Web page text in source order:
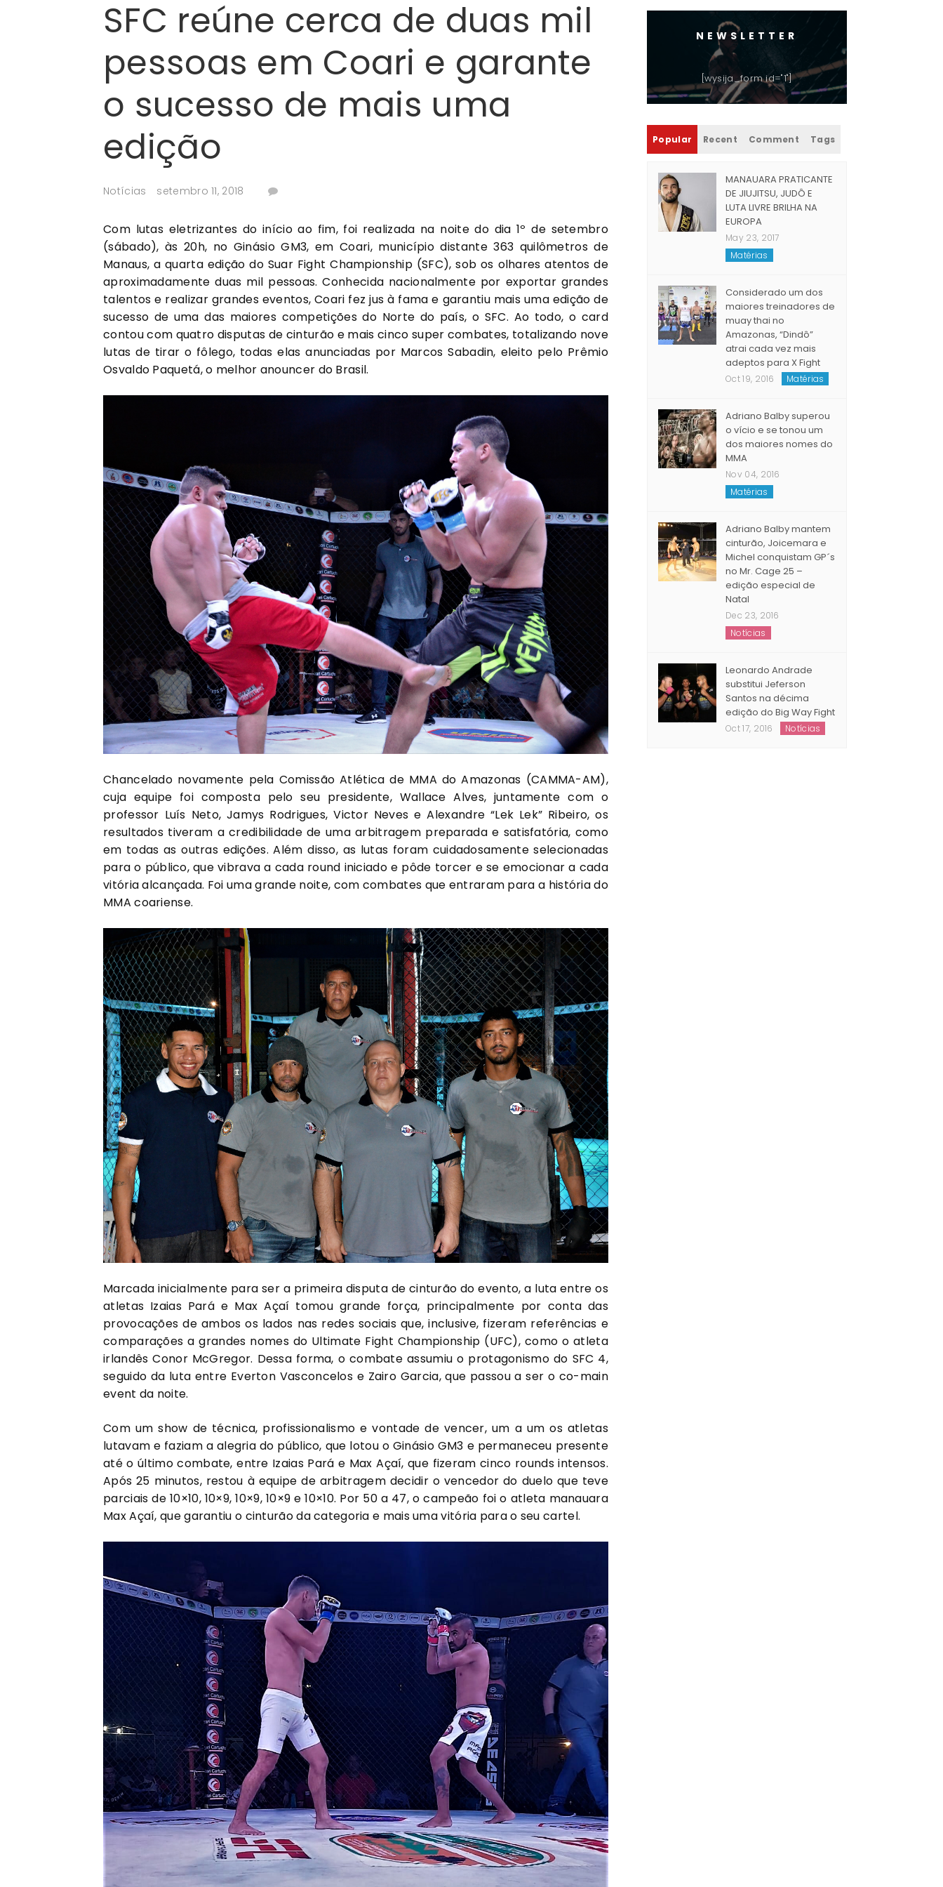
SFC reúne cerca de duas mil
pessoas em Coari e garante
o sucesso de mais uma
edição
Notícias setembro 11, 2018
Com lutas eletrizantes do início ao fim, foi realizada na noite do dia 1º de setembro
(sábado), às 20h, no Ginásio GM3, em Coari, município distante 363 quilômetros de
Manaus, a quarta edição do Suar Fight Championship (SFC), sob os olhares atentos de
aproximadamente duas mil pessoas. Conhecida nacionalmente por exportar grandes
talentos e realizar grandes eventos, Coari fez jus à fama e garantiu mais uma edição de
sucesso de uma das maiores competições do Norte do país, o SFC. Ao todo, o card
contou com quatro disputas de cinturão e mais cinco super combates, totalizando nove
lutas de tirar o fôlego, todas elas anunciadas por Marcos Sabadin, eleito pelo Prêmio
Osvaldo Paquetá, o melhor anouncer do Brasil.
Chancelado novamente pela Comissão Atlética de MMA do Amazonas (CAMMA-AM),
cuja equipe foi composta pelo seu presidente, Wallace Alves, juntamente com o
professor Luís Neto, Jamys Rodrigues, Victor Neves e Alexandre “Lek Lek” Ribeiro, os
resultados tiveram a credibilidade de uma arbitragem preparada e satisfatória, como
em todas as outras edições. Além disso, as lutas foram cuidadosamente selecionadas
para o público, que vibrava a cada round iniciado e pôde torcer e se emocionar a cada
vitória alcançada. Foi uma grande noite, com combates que entraram para a história do
MMA coariense.
Marcada inicialmente para ser a primeira disputa de cinturão do evento, a luta entre os
atletas Izaias Pará e Max Açaí tomou grande força, principalmente por conta das
provocações de ambos os lados nas redes sociais que, inclusive, fizeram referências e
comparações a grandes nomes do Ultimate Fight Championship (UFC), como o atleta
irlandês Conor McGregor. Dessa forma, o combate assumiu o protagonismo do SFC 4,
seguido da luta entre Everton Vasconcelos e Zairo Garcia, que passou a ser o co-main
event da noite.
Com um show de técnica, profissionalismo e vontade de vencer, um a um os atletas
lutavam e faziam a alegria do público, que lotou o Ginásio GM3 e permaneceu presente
até o último combate, entre Izaias Pará e Max Açaí, que fizeram cinco rounds intensos.
Após 25 minutos, restou à equipe de arbitragem decidir o vencedor do duelo que teve
parciais de 10×10, 10×9, 10×9, 10×9 e 10×10. Por 50 a 47, o campeão foi o atleta manauara
Max Açaí, que garantiu o cinturão da categoria e mais uma vitória para o seu cartel.
NEWSLETTER
Popular Recent
MANAUARA PRATICANTE
DE JIUJITSU, JUDÔ E
LUTA LIVRE BRILHA NA
EUROPA
Matérias
Considerado um dos
maiores treinadores de
muay thai no
Amazonas, “Dindô”
atrai cada vez mais
Oct 19, 2016
Adriano Balby superou
o vício e se tonou um
dos maiores nomes do
MMA
Matérias
Adriano Balby mantem
cinturão, Joicemara e
Michel conquistam GP´s
no Mr. Cage 25 –
edição especial de
Natal
Notícias
Leonardo Andrade
substitui Jeferson
Santos na décima